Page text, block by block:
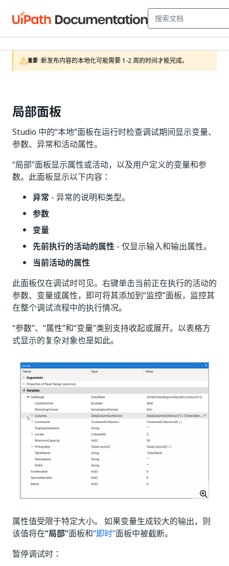
重要 :新发布内容的本地化可能需要 1-2 周的时间才能完成。
局部面板
Studio 中的“本地”面板在运行时检查调试期间显示变量、
参数、异常和活动属性。
“局部”面板显示属性或活动，以及用户定义的变量和参
数。此面板显示以下内容：
异常 - 异常的说明和类型。
参数
变量
先前执行的活动的属性 - 仅显示输入和输出属性。
当前活动的属性
此面板仅在调试时可见。右键单击当前正在执行的活动的
参数、变量或属性，即可将其添加到“监控”面板，监控其
在整个调试流程中的执行情况。
“参数”、“属性”和“变量”类别支持收起或展开。以表格方
式显示的复杂对象也是如此。
属性值受限于特定大小。 如果变量生成较大的输出，则
该值将在“局部”面板和“即时”面板中被截断。
暂停调试时：